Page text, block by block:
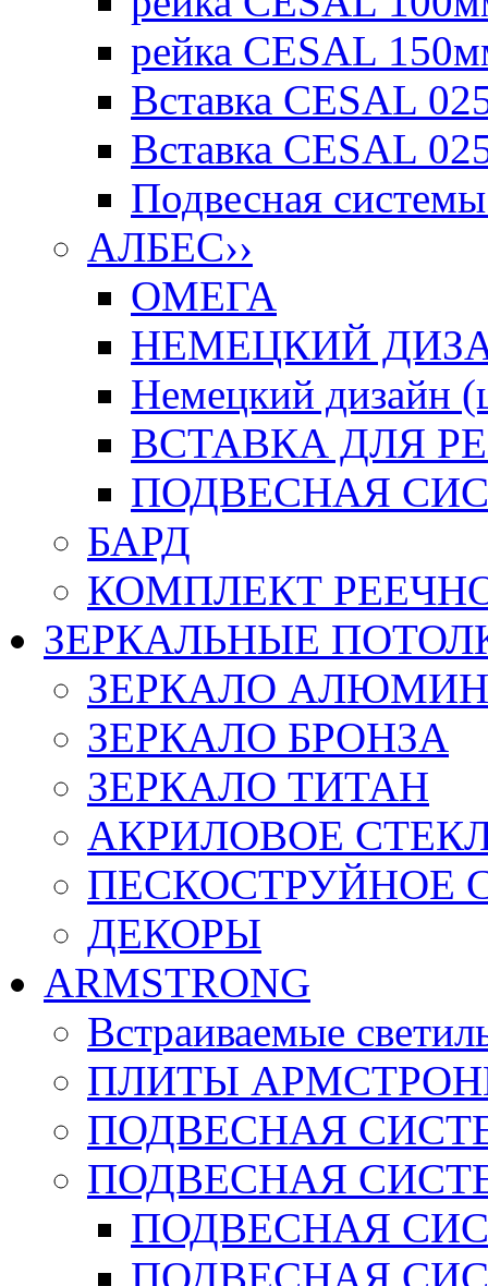
рейка CESAL
Вставка CESAL
Вставка CESAL
Подвесная
АЛБЕС››
ОМЕГА
НЕМЕЦКИЙ
Немецкий дизайн
ВСТАВКА ДЛЯ
ПОДВЕСНАЯ
БАРД
КОМПЛЕКТ
ЗЕРКАЛЬНЫЕ
ЗЕРКАЛО
ЗЕРКАЛО БРОНЗА
ЗЕРКАЛО ТИТАН
АКРИЛОВОЕ
ПЕСКОСТРУЙНОЕ
ДЕКОРЫ
ARMSTRONG
Встраиваемые
ПЛИТЫ
ПОДВЕСНАЯ
ПОДВЕСНАЯ
ПОДВЕСНАЯ